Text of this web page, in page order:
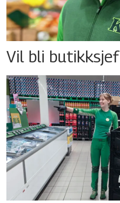
Vil bli butikksjef